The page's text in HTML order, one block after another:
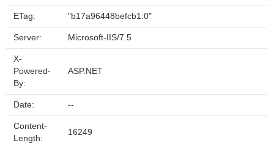
ETag: "b17a96448befcb1:0"
Server: Microsoft-IIS/7.5
X-
Powered-
By:
ASP.NET
Date: --
Content-
Length:
16249